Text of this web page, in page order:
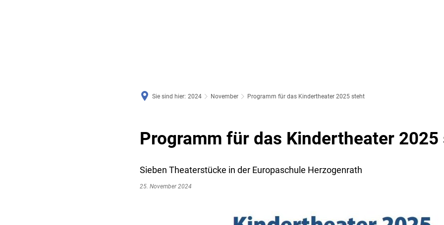
Sie sind hier: 2024 November Programm für das Kindertheater 2025 steht
Programm für das Kindertheater
Sieben Theaterstücke in der Europaschule Herzogenrath
25. November 2024